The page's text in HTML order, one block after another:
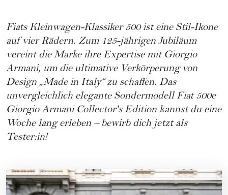
Fiats Kleinwagen-Klassiker 500 ist eine Stil-Ikone
auf vier Rädern. Zum 125-jährigen Jubiläum
vereint die Marke ihre Expertise mit Giorgio
Armani, um die ultimative Verkörperung von
Design „Made in Italy“ zu schaffen. Das
unvergleichlich elegante SondermodellFiat 500e
Giorgio Armani Collector's Edition kannst du eine
Woche lang erleben – bewirb dich jetzt als
Tester:in!